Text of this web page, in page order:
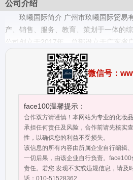
公司介绍
玖曦国际简介 广州市玖曦国际贸易
产、销售、服务、教育、策划于一体的
公司创立于2017年，总部设立于广东省
平方米，拥有国内外的科研实验和生产
的科研队伍；公司与化妆品科学技术研
入交流，引进科学配方，精心选择优质
定了坚实的基础，从而确保在化妆品行
质量永立潮头。 目前DDK滴滴猫品牌产
大开启！立足品牌的规划，预计2019年
品牌形象体验店和连锁店；着力打造
均收入1000万的团队；在2025年前，跻
DDK品牌成为家喻户晓的国际化品牌；
人全国50万人民的就业问题。 目前玖曦
猫）、DDM（医用冷敷贴）等知名品牌
微信号：
face100温馨提示：
合作双方请谨慎！本网站为专业的化妆
承担任何责任及风险，合作前请先核实
性，以确保您的利益不受损失。
该信息的所有内容由所属企业自行编辑
一切后果，由该企业自行负责。
责任。若您 发现不实或违规信息，请及
话：010-51528362